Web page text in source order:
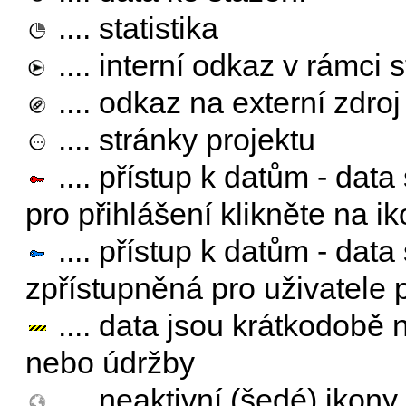
.... statistika
.... interní odkaz v rámci
.... odkaz na externí
.... stránky projektu
.... přístup k datům -
pro přihlášení klikněte na
.... přístup k datům -
zpřístupněná pro uživatele
.... data jsou krátkodobě
nebo údržby